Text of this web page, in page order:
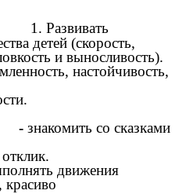
1. Развивать
детей (скорость,
и выносливость).
настойчивость,
знакомить со сказками
движения
ловко, красиво